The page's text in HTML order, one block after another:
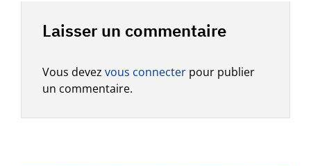
Laisser un commentaire
Vous devez vous connecter pour publier
un commentaire.